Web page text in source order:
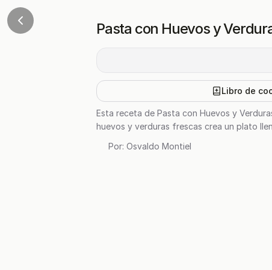
Pasta con Huevos y
Libro de
Esta receta de Pasta con Huevos y
huevos y verduras frescas crea un plato
Por: Osvaldo Montiel